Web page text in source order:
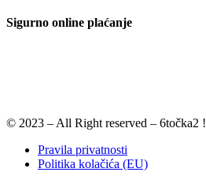
Sigurno online plaćanje
© 2023 – All Right reserved – 6točka2 !
Pravila privatnosti
Politika kolačića (EU)